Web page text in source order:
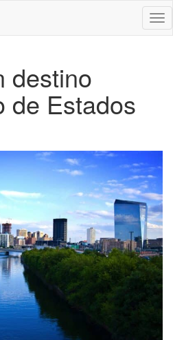
destino
de Estados